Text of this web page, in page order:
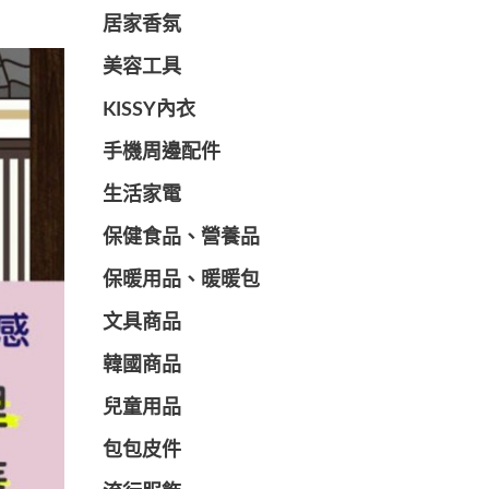
居家香氛
美容工具
KISSY內衣
手機周邊配件
生活家電
保健食品、營養品
保暖用品、暖暖包
文具商品
韓國商品
兒童用品
包包皮件